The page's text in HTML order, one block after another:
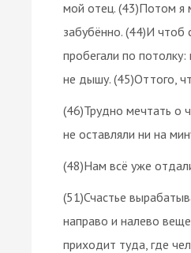
мой отец. (43)Потом я
забубённо. (44)И
пробегали по
не дышу. (45)Оттого,
(46)Трудно мечтать о
не оставляли ни на
(48)Нам всё уже
(51)Счастье
направо и налево
приходит туда, где